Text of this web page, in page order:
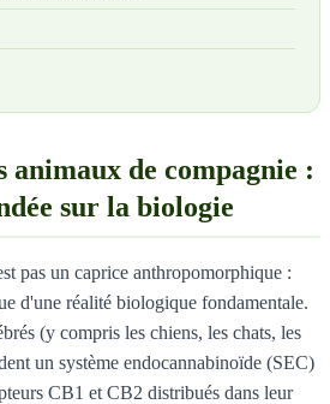
animaux de compagnie :
sur la biologie
pas un caprice anthropomorphique :
d'une réalité biologique fondamentale.
(y compris les chiens, les chats, les
un système endocannabinoïde (SEC)
CB1 et CB2 distribués dans leur